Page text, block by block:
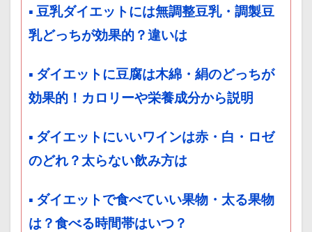
▪ 豆乳ダイエットには無調整豆乳・調製豆
乳どっちが効果的？違いは
▪ ダイエットに豆腐は木綿・絹のどっちが
効果的！カロリーや栄養成分から説明
▪ ダイエットにいいワインは赤・白・ロゼ
のどれ？太らない飲み方は
▪ ダイエットで食べていい果物・太る果物
は？食べる時間帯はいつ？